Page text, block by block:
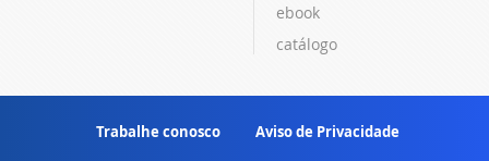
ebook
catálogo
Trabalhe conosco Aviso de Privacidade